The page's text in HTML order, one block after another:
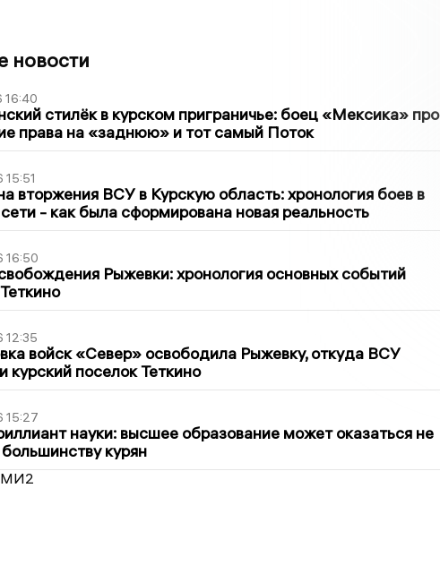
новости
стилёк в курском приграничье: боец «Мексика» про
права на «заднюю» и тот самый Поток
вторжения ВСУ в Курскую область: хронология боев в
сети - как была сформирована новая реальность
16:50
Рыжевки: хронология основных событий
войск «Север» освободила Рыжевку, откуда ВСУ
курский поселок Теткино
15:27
науки: высшее образование может оказаться не
курян